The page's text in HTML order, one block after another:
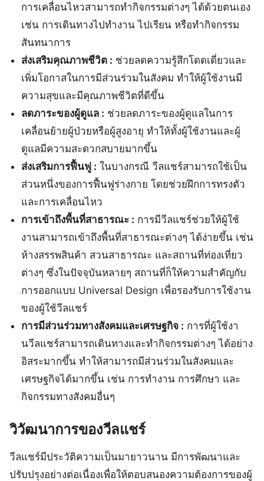
การเคลื่อนไหวสามารถทำกิจกรรมต่างๆ ได้ด้วยตนเอง
เช่น การเดินทางไปทำงาน ไปเรียน หรือทำกิจกรรม
สันทนาการ
ส่งเสริมคุณภาพชีวิต : ช่วยลดความรู้สึกโดดเดี่ยวและ
เพิ่มโอกาสในการมีส่วนร่วมในสังคม ทำให้ผู้ใช้งานมี
ความสุขและมีคุณภาพชีวิตที่ดีขึ้น
ลดภาระของผู้ดูแล : ช่วยลดภาระของผู้ดูแลในการ
เคลื่อนย้ายผู้ป่วยหรือผู้สูงอายุ ทำให้ทั้งผู้ใช้งานและผู้
ดูแลมีความสะดวกสบายมากขึ้น
ส่งเสริมการฟื้นฟู : ในบางกรณี วีลแชร์สามารถใช้เป็น
ส่วนหนึ่งของการฟื้นฟูร่างกาย โดยช่วยฝึกการทรงตัว
และการเคลื่อนไหว
การเข้าถึงพื้นที่สาธารณะ : การมีวีลแชร์ช่วยให้ผู้ใช้
งานสามารถเข้าถึงพื้นที่สาธารณะต่างๆ ได้ง่ายขึ้น เช่น
ห้างสรรพสินค้า สวนสาธารณะ และสถานที่ท่องเที่ยว
ต่างๆ ซึ่งในปัจจุบันหลายๆ สถานที่ก็ให้ความสำคัญกับ
การออกแบบ Universal Design เพื่อรองรับการใช้งาน
ของผู้ใช้วีลแชร์
การมีส่วนร่วมทางสังคมและเศรษฐกิจ : การที่ผู้ใช้งา
นวีลแชร์สามารถเดินทางและทำกิจกรรมต่างๆ ได้อย่าง
อิสระมากขึ้น ทำให้สามารถมีส่วนร่วมในสังคมและ
เศรษฐกิจได้มากขึ้น เช่น การทำงาน การศึกษา และ
กิจกรรมทางสังคมอื่นๆ
วิวัฒนาการของวีลแชร์
วีลแชร์มีประวัติความเป็นมายาวนาน มีการพัฒนาและ
ปรับปรุงอย่างต่อเนื่องเพื่อให้ตอบสนองความต้องการของผู้